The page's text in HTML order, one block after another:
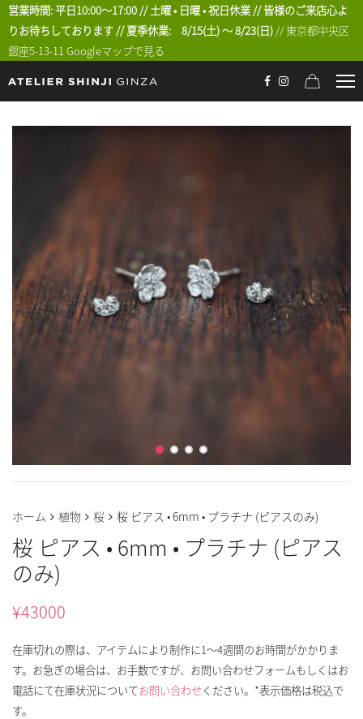
営業時間: 平日10:00〜17:00 // 土曜 • 日曜 • 祝日休業 // 皆様のご来店心よ
りお待ちしております // 夏季休業: 8/15(土) 〜 8/23(日) // 東京都中央区
銀座5-13-11Googleマップで見る
ホーム 植物 桜 桜 ピアス • 6mm • プラチナ (ピアスのみ)
桜 ピアス • 6mm • プラチナ (ピアス
のみ)
¥43000
在庫切れの際は、アイテムにより制作に1～4週間のお時間がかかりま
す。お急ぎの場合は、お手数ですが、お問い合わせフォームもしくはお
電話にて在庫状況についてお問い合わせ ください。*表示価格は税込で
す。